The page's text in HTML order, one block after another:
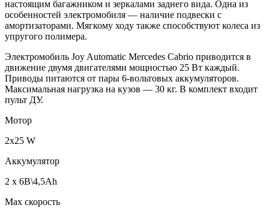
настоящим багажником и зеркалами заднего вида. Одна из
особенностей электромобиля — наличие подвески с
амортизаторами. Мягкому ходу также способствуют колеса из
упругого полимера.
Электромобиль Joy Automatic Mercedes Cabrio приводится в
движение двумя двигателями мощностью 25 Вт каждый.
Приводы питаются от пары 6-вольтовых аккумуляторов.
Максимальная нагрузка на кузов — 30 кг. В комплект входит
пульт ДУ.
Мотор
2x25 W
Аккумулятор
2 х 6В\4,5Аh
Мах скорость